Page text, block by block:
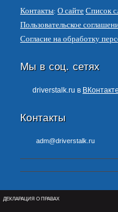
Контакты О сайте Список
Пользовательское
Согласие на обработку
Мы в соц. сетях
driverstalk.ru в ВКонтакте
Контакты
adm@driverstalk.ru
ДЕКЛАРАЦИЯ О ПРАВАХ